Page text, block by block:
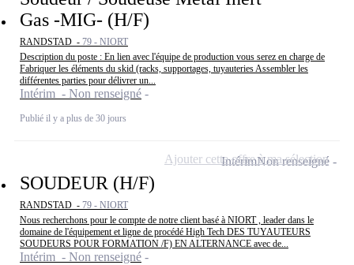
Gas -MIG- (H/F)
RANDSTAD - 79 - NIORT
Description du poste : En lien avec l'équipe de production vous serez en charge de
Fabriquer les éléments du skid (racks, supportages, tuyauteries Assembler les
différentes parties pour délivrer un...
Intérim - Non renseigné
Publié il y a plus de 30 jours
SOUDEUR (H/F)
RANDSTAD - 79 - NIORT
Nous recherchons pour le compte de notre client basé à NIORT , leader dans le
domaine de l'équipement et ligne de procédé High Tech DES TUYAUTEURS
SOUDEURS POUR FORMATION /F) EN ALTERNANCE avec de...
Intérim - Non renseigné
IntérimNon renseigné
Ajouter cette offre à ma sélection